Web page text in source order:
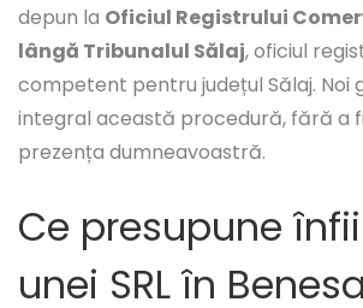
depun la Oficiul Registrului
lângă Tribunalul Sălaj, oficiul
competent pentru județul Sălaj. Noi
integral această procedură, fără a
prezența dumneavoastră.
Ce presupune
unei SRL în